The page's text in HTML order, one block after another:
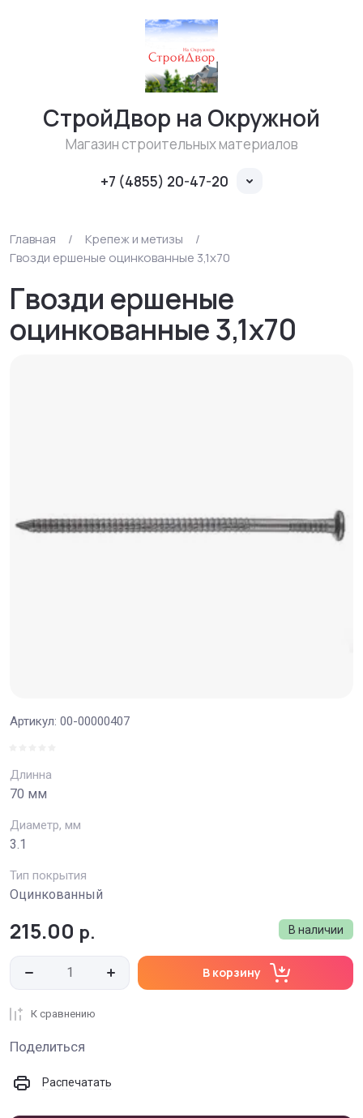
СтройДвор на Окружной
Магазин строительных материалов
+7 (4855) 20-47-20
Главная / Крепеж и метизы
/
Гвозди ершеные оцинкованные 3,1х70
Гвозди ершеные
оцинкованные 3,1х70
Артикул: 00-00000407
Длинна
70 мм
Диаметр, мм
3.1
Тип покрытия
Оцинкованный
В наличии
215.00 р.
В корзину
К сравнению
Поделиться
Распечатать